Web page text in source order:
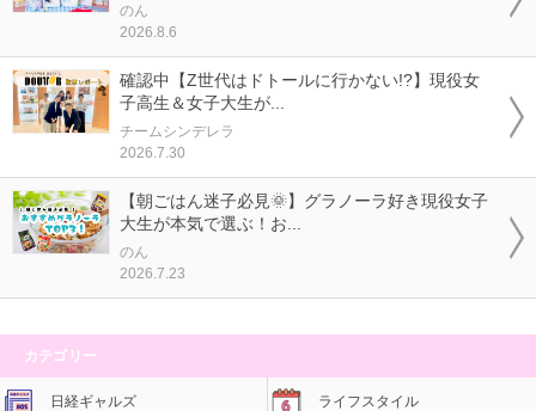
のん
2026.8.6
確認中【Z世代はドトールに行かない!?】現役女
子高生＆女子大生が...
チームシンデレラ
2026.7.30
【朝ごはん迷子必見🌞】グラノーラ好き現役女子
大生が本気で選ぶ！お...
のん
2026.7.23
カテゴリー
日経ギャルズ ライフスタイル